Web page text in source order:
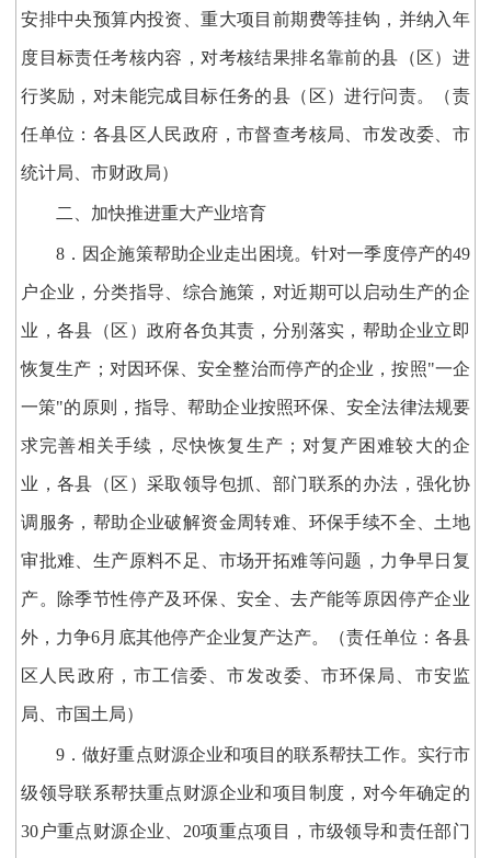
安排中央预算内投资、重大项目前期费等挂钩，并纳入年
度目标责任考核内容，对考核结果排名靠前的县（区）进
行奖励，对未能完成目标任务的县（区）进行问责。（责
任单位：各县区人民政府，市督查考核局、市发改委、市
统计局、市财政局）
二、加快推进重大产业培育
8．因企施策帮助企业走出困境。针对一季度停产的49
户企业，分类指导、综合施策，对近期可以启动生产的企
业，各县（区）政府各负其责，分别落实，帮助企业立即
恢复生产；对因环保、安全整治而停产的企业，按照"一企
一策"的原则，指导、帮助企业按照环保、安全法律法规要
求完善相关手续，尽快恢复生产；对复产困难较大的企
业，各县（区）采取领导包抓、部门联系的办法，强化协
调服务，帮助企业破解资金周转难、环保手续不全、土地
审批难、生产原料不足、市场开拓难等问题，力争早日复
产。除季节性停产及环保、安全、去产能等原因停产企业
外，力争6月底其他停产企业复产达产。（责任单位：各县
区人民政府，市工信委、市发改委、市环保局、市安监
局、市国土局）
9．做好重点财源企业和项目的联系帮扶工作。实行市
级领导联系帮扶重点财源企业和项目制度，对今年确定的
30户重点财源企业、20项重点项目，市级领导和责任部门